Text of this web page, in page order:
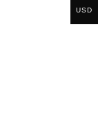
USD